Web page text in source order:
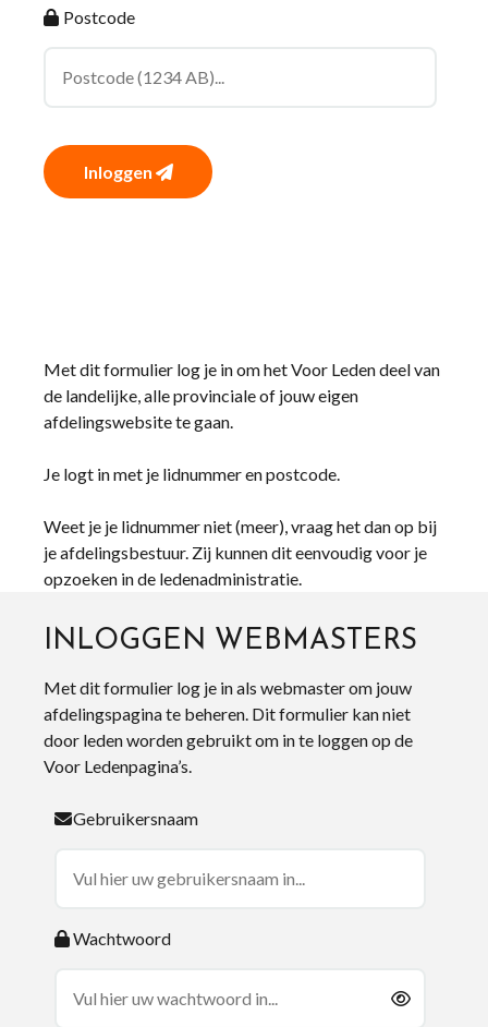
Postcode
Inloggen
Met dit formulier log je in om het Voor Leden deel van
de landelijke, alle provinciale of jouw eigen
afdelingswebsite te gaan.
Je logt in met je lidnummer en postcode.
Weet je je lidnummer niet (meer), vraag het dan op bij
je afdelingsbestuur. Zij kunnen dit eenvoudig voor je
opzoeken in de ledenadministratie.
INLOGGEN WEBMASTERS
Met dit formulier log je in als webmaster om jouw
afdelingspagina te beheren. Dit formulier kan niet
door leden worden gebruikt om in te loggen op de
Voor Ledenpagina’s.
Gebruikersnaam
Wachtwoord